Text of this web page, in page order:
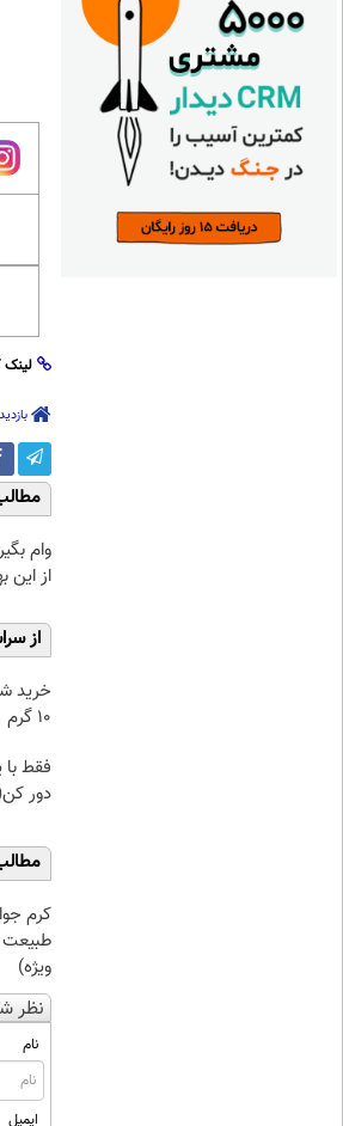
لینک
وام
از این
از
۱۰ گرم
فقط
دور
کرم
طبیعت
ویژه)
نظر
نام
ایمیل